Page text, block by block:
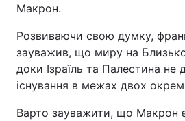
Макрон.
Розвиваючи свою думку,
зауважив, що миру на
доки Ізраїль та Палестина не
існування в межах двох
Варто зауважити, що Макрон